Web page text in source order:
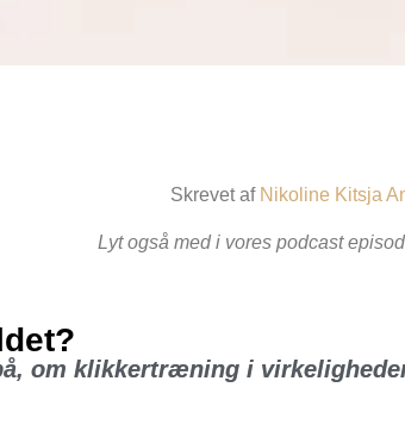
Skrevet af Nikoline Kitsja
Lyt også med i vores podcast
om klikkertræning i